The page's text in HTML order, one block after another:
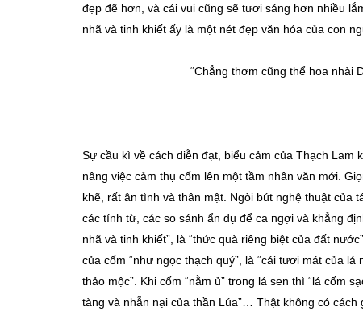
đẹp đẽ hơn, và cái vui cũng sẽ tươi sáng hơn nhiều
nhã và tinh khiết ấy là một nét đẹp văn hóa của con
“Chẳng thơm cũng thể hoa nhài
Sự cầu kì về cách diễn đạt, biểu cảm của Thạch Lam
nâng việc cảm thụ cốm lên một tầm nhân văn mới.
khẽ, rất ân tình và thân mật. Ngòi bút nghệ thuật của
các tính từ, các so sánh ẩn dụ để ca ngợi và khẳng
nhã và tinh khiết”, là “thức quà riêng biệt của đất
của cốm “như ngọc thạch quý”, là “cái tươi mát của
thảo mộc”. Khi cốm “nằm ủ” trong lá sen thì “lá cốm
tàng và nhẫn nại của thần Lúa”… Thật không có